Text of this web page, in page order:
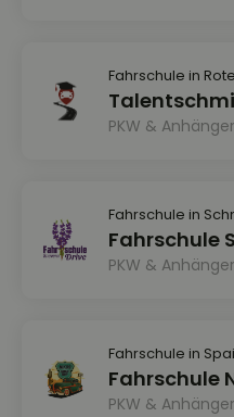
Fahrschule in
PKW & Anhänger
Fahrschule in
Fahrschule
PKW & Anhänger
Fahrschule in
Fahrschule
PKW & Anhänger